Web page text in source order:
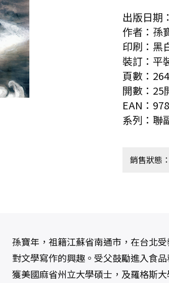
出版日期
作者：孫
印刷：黑
裝訂：平
頁數：264
開數：25
EAN：
系列：聯
銷售狀態
孫寶年，祖籍江蘇省南通市，在台北
對文學寫作的興趣。受父鼓勵進入食
獲美國麻省州立大學碩士，及羅格斯